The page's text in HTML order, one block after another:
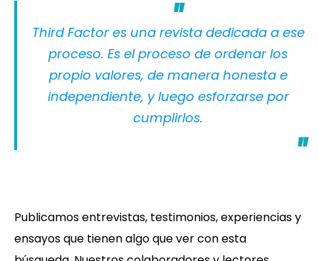
Third Factor es una revista dedicada a ese
proceso. Es el proceso de ordenar los
propio valores, de manera honesta e
independiente, y luego esforzarse por
cumplirlos.
Publicamos entrevistas, testimonios, experiencias y
ensayos que tienen algo que ver con esta